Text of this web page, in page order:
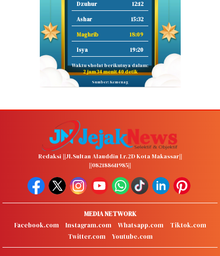
Dzuhur 12:12
Ashar 15:32
Maghrib 18:09
Isya 19:20
Waktu sholat berikutnya dalam:
2 jam 34 menit 39 detik
Sumber: Kemenag
Redaksi ||Jl.Sultan Alauddin Lr.2D Kota Makassar||
||082188611985||
MEDIA NETWORK
Facebook.com
Instagram.com Whatsapp.com
Tiktok.com
Twitter.com
Youtube.com